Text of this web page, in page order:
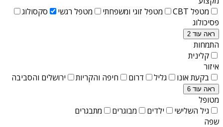
מטפל CBT
מטפל זוגי ומשפחתי מטפל רגשי
סקסולוג
פסיכולוג
ראה עוד 2
התמחות
קלינית
איזור
בקעת אונו
גליל דרום חיפה והקריות ירושלים והסביבה
ראה עוד 6
מטופל
גיל השלישי
ילדים מבוגרים
מתבגרים
שפה